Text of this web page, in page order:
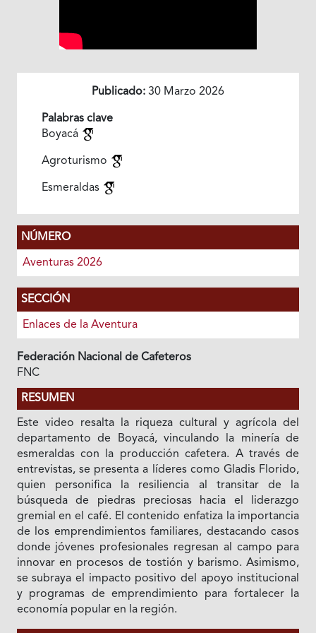
Publicado: 30 Marzo 2026
Palabras clave
Boyacá
Agroturismo
Esmeraldas
NÚMERO
Aventuras 2026
SECCIÓN
Enlaces de la Aventura
Federación Nacional de Cafeteros
FNC
RESUMEN
Este video resalta la riqueza cultural y agrícola del
departamento de Boyacá, vinculando la minería de
esmeraldas con la producción cafetera. A través de
entrevistas, se presenta a líderes como Gladis Florido,
quien personifica la resiliencia al transitar de la
búsqueda de piedras preciosas hacia el liderazgo
gremial en el café. El contenido enfatiza la importancia
de los emprendimientos familiares, destacando casos
donde jóvenes profesionales regresan al campo para
innovar en procesos de tostión y barismo. Asimismo,
se subraya el impacto positivo del apoyo institucional
y programas de emprendimiento para fortalecer la
economía popular en la región.